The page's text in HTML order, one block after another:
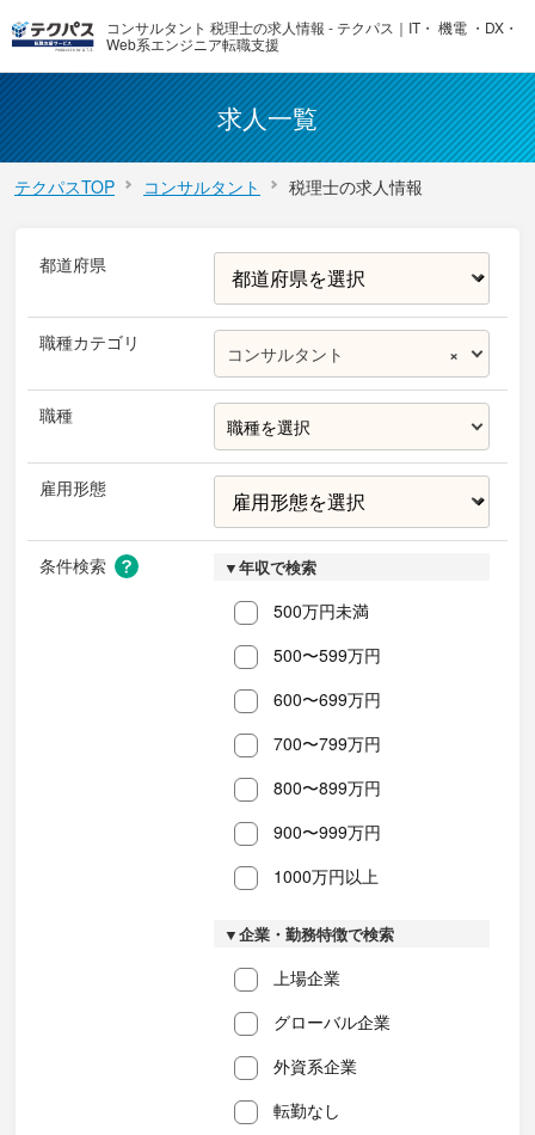
コンサルタント 税理士の求人情報 - テクパス｜IT・ 機電 ・DX・
Web系エンジニア転職支援
求人一覧
テクパスTOP コンサルタント 税理士の求人情報
都道府県
職種カテゴリ ×
コンサルタント
職種 職種を選択
雇用形態
条件検索 ▼年収で検索
500万円未満
500〜599万円
600〜699万円
700〜799万円
800〜899万円
900〜999万円
1000万円以上
▼企業・勤務特徴で検索
上場企業
グローバル企業
外資系企業
転勤なし